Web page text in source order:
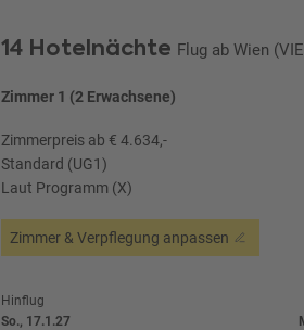
14 Hotelnächte Flug ab Wien
Zimmer 1 (2 Erwachsene)
Zimmerpreis ab € 4.634,-
Standard (UG1)
Laut Programm (X)
Zimmer & Verpflegung anpassen
Hinflug
So., 17.1.27